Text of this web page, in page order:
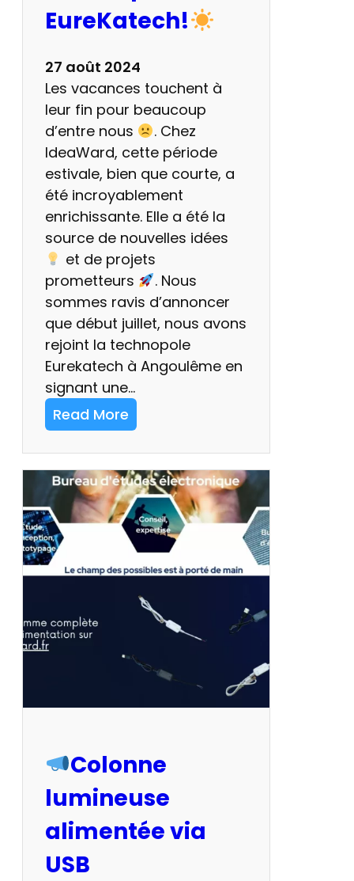
e
r
3
.
EureKatech!
27 août 2024
Les vacances touchent à
leur fin pour beaucoup
d’entre nous
. Chez
IdeaWard, cette période
estivale, bien que courte, a
été incroyablement
enrichissante. Elle a été la
source de nouvelles idées
et de projets
prometteurs
. Nous
sommes ravis d’annoncer
que début juillet, nous avons
rejoint la technopole
Eurekatech à Angoulême en
signant une…
Read More
:
H
O
P
:
I
a
d
n
t
è
g
r
Colonne
lumineuse
alimentée via
USB